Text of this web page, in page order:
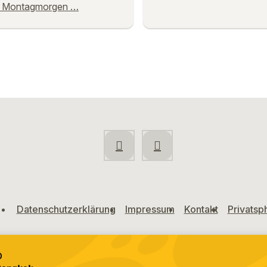
…
Datenschutzerklärung Impressum Kontakt